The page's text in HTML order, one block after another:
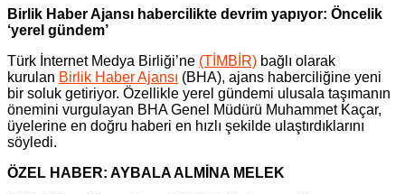
Birlik Haber Ajansı habercilikte devrim yapıyor: Öncelik
‘yerel gündem’
Türk İnternet Medya Birliği’ne (TİMBİR) bağlı olarak
kurulan Birlik Haber Ajansı (BHA), ajans haberciliğine yeni
bir soluk getiriyor. Özellikle yerel gündemi ulusala taşımanın
önemini vurgulayan BHA Genel Müdürü Muhammet Kaçar,
üyelerine en doğru haberi en hızlı şekilde ulaştırdıklarını
söyledi.
ÖZEL HABER: AYBALA ALMİNA MELEK